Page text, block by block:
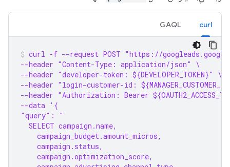
curl
GAQL
curl -f --request POST "https://
--header "Content-Type: application/json" \
--header "developer-token: ${DEVELOPER_TOKEN}" \
--header "login-customer-id:
--header "Authorization: Bearer
--data '{
"query": "
  SELECT campaign.name,
    campaign_budget.amount_micros,
    campaign.status,
    campaign.optimization_score,